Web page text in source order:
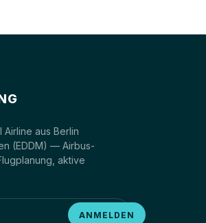
aus Berlin
(EDDM) — Airbus-
aktive
ANMELDEN